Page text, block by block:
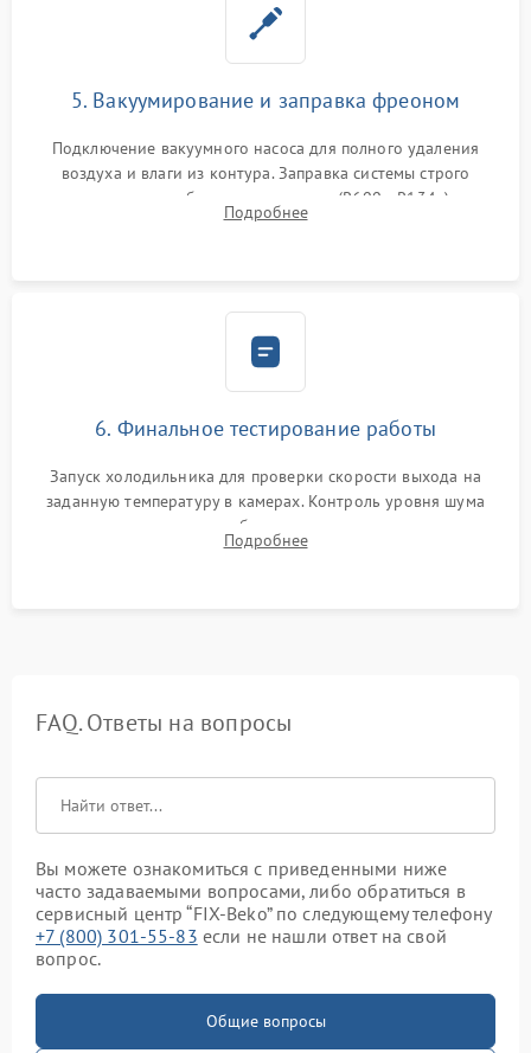
5. Вакуумирование и заправка фреоном
Подключение вакуумного насоса для полного удаления
воздуха и влаги из контура. Заправка системы строго
дозированным объемом хладагента (R600a, R134a) по
электронным весам. Контроль рабочего давления в системе.
Подробнее
6. Финальное тестирование работы
Запуск холодильника для проверки скорости выхода на
заданную температуру в камерах. Контроль уровня шума
компрессора, отсутствия обмерзания стенок и корректного
срабатывания системы автоматической оттайки.
Подробнее
FAQ. Ответы на вопросы
Вы можете ознакомиться с приведенными ниже
часто задаваемыми вопросами, либо обратиться в
сервисный центр “FIX-Beko” по следующему телефону
+7 (800) 301-55-83 если не нашли ответ на свой
вопрос.
Общие вопросы